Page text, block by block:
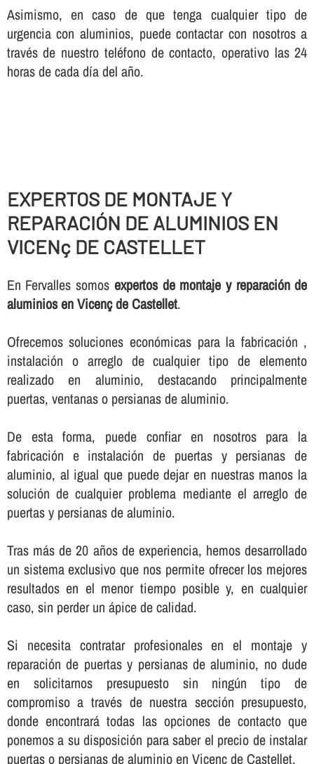
Asimismo, en caso de que tenga cualquier tipo de
urgencia con aluminios, puede contactar con nosotros a
través de nuestro teléfono de contacto, operativo las 24
horas de cada dí­a del año.
EXPERTOS DE MONTAJE Y
REPARACIÓN DE ALUMINIOS EN
VICENç DE CASTELLET
En Fervalles somos expertos de montaje y reparación de
aluminios en Vicenç de Castellet.
Ofrecemos soluciones económicas para la fabricación ,
instalación o arreglo de cualquier tipo de elemento
realizado en aluminio, destacando principalmente
puertas, ventanas o persianas de aluminio.
De esta forma, puede confiar en nosotros para la
fabricación e instalación de puertas y persianas de
aluminio, al igual que puede dejar en nuestras manos la
solución de cualquier problema mediante el arreglo de
puertas y persianas de aluminio.
Tras más de 20 años de experiencia, hemos desarrollado
un sistema exclusivo que nos permite ofrecer los mejores
resultados en el menor tiempo posible y, en cualquier
caso, sin perder un ápice de calidad.
Si necesita contratar profesionales en el montaje y
reparación de puertas y persianas de aluminio, no dude
en solicitarnos presupuesto sin ningún tipo de
compromiso a través de nuestra sección presupuesto,
donde encontrará todas las opciones de contacto que
ponemos a su disposición para saber el precio de instalar
puertas o persianas de aluminio en Vicenç de Castellet.